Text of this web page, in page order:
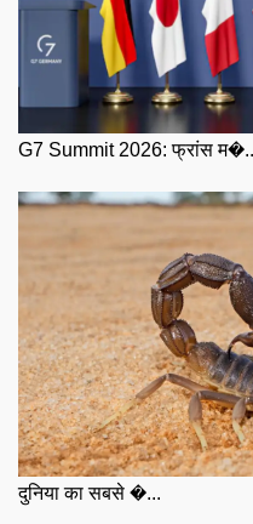
G7 Summit 2026: फ्रांस
दुनिया का सबसे �...